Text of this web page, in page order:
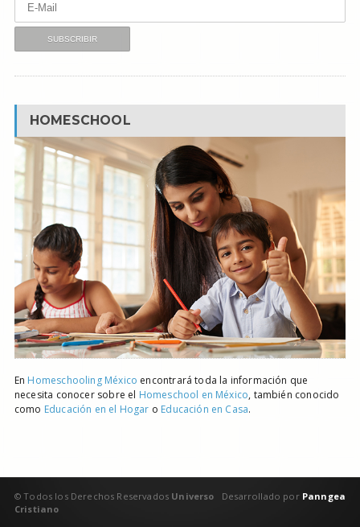
HOMESCHOOL
En Homeschooling México encontrará toda la información que
necesita conocer sobre el Homeschool en México, también conocido
como Educación en el Hogar o Educación en Casa.
Desarrollado porPanngea
© Todos los Derechos Reservados Universo
Cristiano